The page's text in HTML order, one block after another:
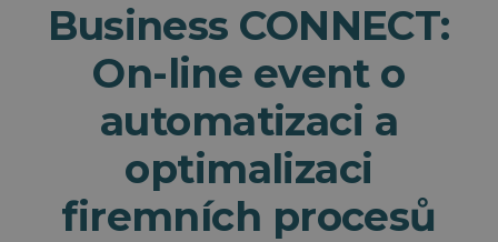
Business CONNECT:
On-line event o
automatizaci a
optimalizaci
firemních procesů